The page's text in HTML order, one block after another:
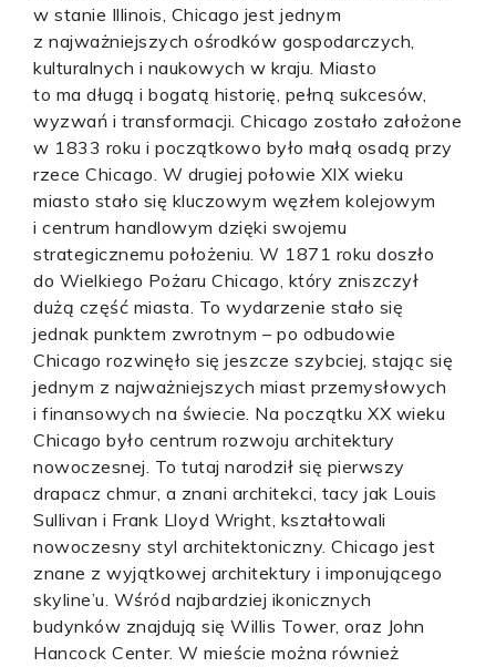
w stanie Illinois, Chicago jest jednym
z najważniejszych ośrodków gospodarczych,
kulturalnych i naukowych w kraju. Miasto
to ma długą i bogatą historię, pełną sukcesów,
wyzwań i transformacji. Chicago zostało założone
w 1833 roku i początkowo było małą osadą przy
rzece Chicago. W drugiej połowie XIX wieku
miasto stało się kluczowym węzłem kolejowym
i centrum handlowym dzięki swojemu
strategicznemu położeniu. W 1871 roku doszło
do Wielkiego Pożaru Chicago, który zniszczył
dużą część miasta. To wydarzenie stało się
jednak punktem zwrotnym – po odbudowie
Chicago rozwinęło się jeszcze szybciej, stając się
jednym z najważniejszych miast przemysłowych
i finansowych na świecie. Na początku XX wieku
Chicago było centrum rozwoju architektury
nowoczesnej. To tutaj narodził się pierwszy
drapacz chmur, a znani architekci, tacy jak Louis
Sullivan i Frank Lloyd Wright, kształtowali
nowoczesny styl architektoniczny. Chicago jest
znane z wyjątkowej architektury i imponującego
skyline’u. Wśród najbardziej ikonicznych
budynków znajdują się Willis Tower, oraz John
Hancock Center. W mieście można również